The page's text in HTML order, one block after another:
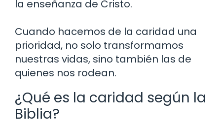
la enseñanza de Cristo.
Cuando hacemos de la caridad una
prioridad, no solo transformamos
nuestras vidas, sino también las de
quienes nos rodean.
¿Qué es la caridad según la
Biblia?